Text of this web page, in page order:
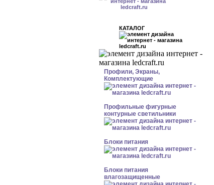
КАТАЛОГ
Профили, Экраны,
Комплектующие
Профильные фигурные
контурные светильники
Блоки питания
Блоки питания
влагозащищенные